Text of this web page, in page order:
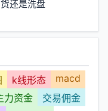
还是洗盘
k线形态
macd
力资金
交易佣金